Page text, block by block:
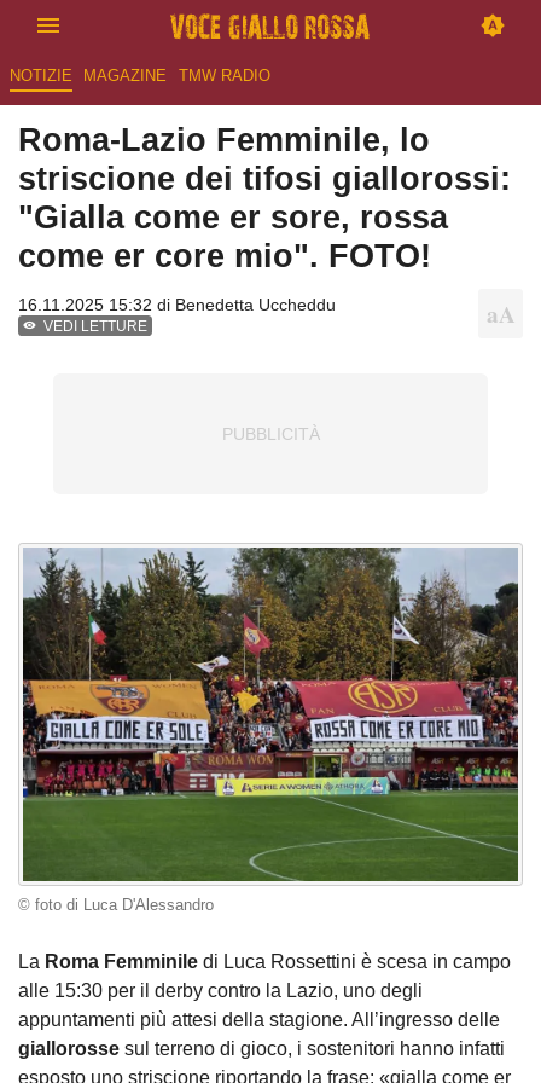
NOTIZIE MAGAZINE TMW RADIO
Roma-Lazio Femminile, lo
striscione dei tifosi giallorossi:
"Gialla come er sore, rossa
come er core mio". FOTO!
16.11.2025 15:32 di Benedetta Uccheddu
VEDI LETTURE
© foto di Luca D'Alessandro
La Roma Femminile di Luca Rossettini è scesa in campo
alle 15:30 per il derby contro la Lazio, uno degli
appuntamenti più attesi della stagione. All’ingresso delle
giallorosse sul terreno di gioco, i sostenitori hanno infatti
esposto uno striscione riportando la frase: «gialla come er